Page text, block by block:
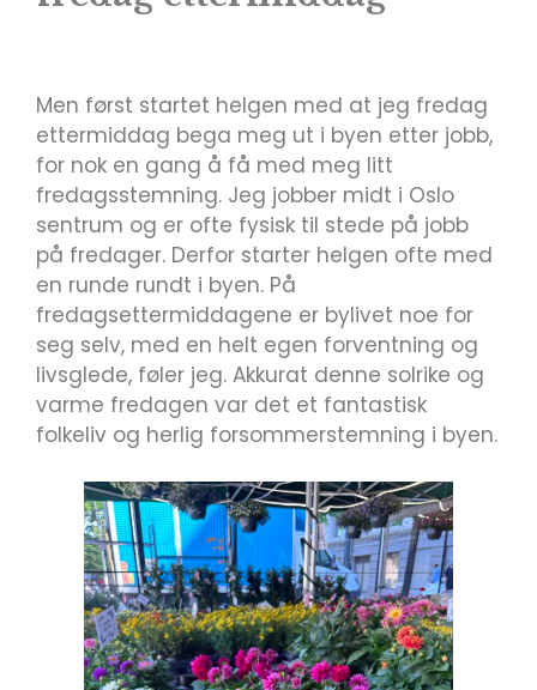
Men først startet helgen med at jeg fredag
ettermiddag bega meg ut i byen etter jobb,
for nok en gang å få med meg litt
fredagsstemning. Jeg jobber midt i Oslo
sentrum og er ofte fysisk til stede på jobb
på fredager. Derfor starter helgen ofte med
en runde rundt i byen. På
fredagsettermiddagene er bylivet noe for
seg selv, med en helt egen forventning og
livsglede, føler jeg. Akkurat denne solrike og
varme fredagen var det et fantastisk
folkeliv og herlig forsommerstemning i byen.